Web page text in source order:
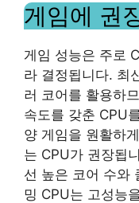
게임에 권
게임 성능은 주로
라 결정됩니다. 최
러 코어를 활용하
속도를 갖춘 CPU
양 게임을 원활하
는 CPU가 권장됩
선 높은 코어 수와
밍 CPU는 고성능